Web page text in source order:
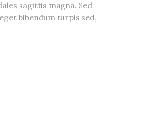
sagittis magna. Sed
bibendum turpis sed,